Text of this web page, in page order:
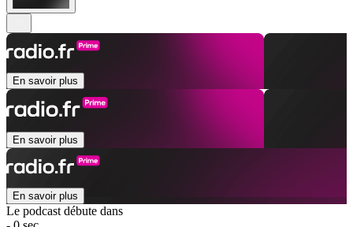
En savoir plus
En savoir plus
En savoir plus
Le podcast débute dans